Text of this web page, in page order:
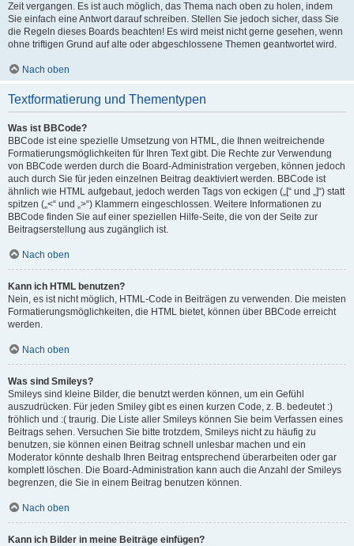
Zeit vergangen. Es ist auch möglich, das Thema nach oben zu holen, indem
Sie einfach eine Antwort darauf schreiben. Stellen Sie jedoch sicher, dass Sie
die Regeln dieses Boards beachten! Es wird meist nicht gerne gesehen, wenn
ohne triftigen Grund auf alte oder abgeschlossene Themen geantwortet wird.
Nach oben
Textformatierung und Thementypen
Was ist BBCode?
BBCode ist eine spezielle Umsetzung von HTML, die Ihnen weitreichende
Formatierungsmöglichkeiten für Ihren Text gibt. Die Rechte zur Verwendung
von BBCode werden durch die Board-Administration vergeben, können jedoch
auch durch Sie für jeden einzelnen Beitrag deaktiviert werden. BBCode ist
ähnlich wie HTML aufgebaut, jedoch werden Tags von eckigen („[“ und „]“) statt
spitzen („<“ und „>“) Klammern eingeschlossen. Weitere Informationen zu
BBCode finden Sie auf einer speziellen Hilfe-Seite, die von der Seite zur
Beitragserstellung aus zugänglich ist.
Nach oben
Kann ich HTML benutzen?
Nein, es ist nicht möglich, HTML-Code in Beiträgen zu verwenden. Die meisten
Formatierungsmöglichkeiten, die HTML bietet, können über BBCode erreicht
werden.
Nach oben
Was sind Smileys?
Smileys sind kleine Bilder, die benutzt werden können, um ein Gefühl
auszudrücken. Für jeden Smiley gibt es einen kurzen Code, z. B. bedeutet :)
fröhlich und :( traurig. Die Liste aller Smileys können Sie beim Verfassen eines
Beitrags sehen. Versuchen Sie bitte trotzdem, Smileys nicht zu häufig zu
benutzen, sie können einen Beitrag schnell unlesbar machen und ein
Moderator könnte deshalb Ihren Beitrag entsprechend überarbeiten oder gar
komplett löschen. Die Board-Administration kann auch die Anzahl der Smileys
begrenzen, die Sie in einem Beitrag benutzen können.
Nach oben
Kann ich Bilder in meine Beiträge einfügen?